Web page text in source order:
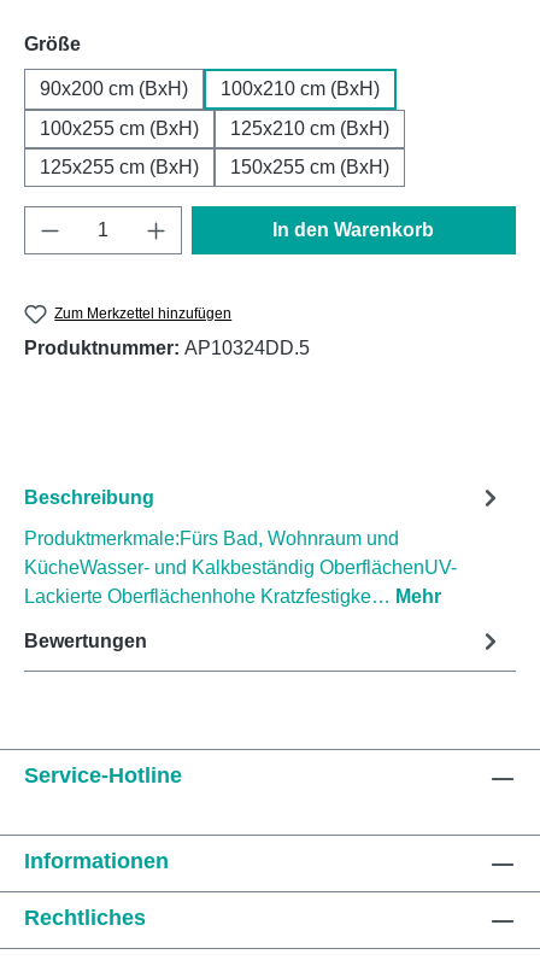
Größeauswählen
90x200 cm (BxH)
100x210 cm (BxH)
100x255 cm (BxH)
125x210 cm (BxH)
125x255 cm (BxH)
150x255 cm (BxH)
Produkt Anzahl: Gib den gewünschten
In den Warenkorb
Zum Merkzettel hinzufügen
Produktnummer: AP10324DD.5
Beschreibung
Produktmerkmale:Fürs Bad, Wohnraum und
KücheWasser- und Kalkbeständig OberflächenUV-
Lackierte Oberflächenhohe Kratzfestigke… Mehr
Bewertungen
Service-Hotline
Informationen
Rechtliches